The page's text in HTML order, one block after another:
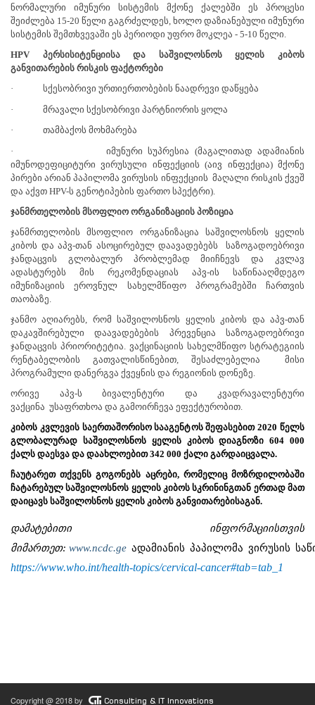
ნორმალური იმუნური სისტემის მქონე ქალებში ეს პროცესი
შეიძლება 15-20 წელი გაგრძელდეს, ხოლო დაზიანებული იმუნური
სისტემის შემთხვევაში ეს პერიოდი უფრო მოკლეა - 5-10 წელი.
HPV პერსისიტენციისა და საშვილოსნოს ყელის კიბოს
განვითარების რისკის ფაქტორები
·
სქესობრივი ურთიერთობების ნაადრევი დაწყება
·
მრავალი სქესობრივი პარტნიორის ყოლა
·
თამბაქოს მოხმარება
·
იმუნური სუპრესია (მაგალითად ადამიანის
იმუნოდეფიციტური ვირუსული ინფექციის (აივ ინფექცია) მქონე
პირები არიანპაპილომა ვირუსის ინფექციის მაღალი რისკის ქვეშ
და აქვთ HPV-ს გენოტიპების ფართო სპექტრი).
ჯანმრთელობის მსოფლიო ორგანიზაციის პოზიცია
ჯანმრთელობის მსოფლიო ორგანიზაცია საშვილოსნოს ყელის
კიბოს და აპვ-თან ასოცირებულ დაავადებებს
საზოგადოებრივი
ჯანდაცვის გლობალურ პრობლემად მიიჩნევს და კვლავ
ადასტურებს მის რეკომენდაციას აპვ-ის საწინააღმდეგო
იმუნიზაციის ეროვნულ სახელმწიფო პროგრამებში ჩართვის
თაობაზე.
ჯანმო აღიარებს, რომ საშვილოსნოს ყელის კიბოს და აპვ-თან
დაკავშირებული დაავადებების პრევენცია საზოგადოებრივი
ჯანდაცვის პრიორიტეტია. ვაქცინაციის სახელმწიფო სტრატეგიის
რენტაბელობის გათვალისწინებით, შესაძლებელია
მისი
პროგრამული დანერგვა ქვეყნის და რეგიონის დონეზე.
ორივე აპვ-ს ბივალენტური და კვადრავალენტური
ვაქცინა უსაფრთხოა და გამოირჩევა ეფექტურობით.
კიბოს კვლევის საერთაშორისო სააგენტოს შეფასებით 2020 წელს
გლობალურად საშვილოსნოს ყელის კიბოს დიაგნოზი 604 000
ქალს დაესვა და დაახლოებით 342 000 ქალი გარდაიცვალა.
ჩაუტარეთ თქვენს გოგონებს აცრები, რომელიც მოზრდილობაში
ჩატარებულ საშვილოსნოს ყელის კიბოს სკრინინგთან ერთად მათ
დაიცავს საშვილოსნოს ყელის კიბოს განვითარებისაგან.
დამატებითი ინფორმაციისთვის
მიმართეთ: www.ncdc.ge ადამიანის პაპილომა ვირუსის
https://www.who.int/health-topics/cervical-cancer#tab=tab_1
Copyright @ 2018 by Consulting & IT Innovations